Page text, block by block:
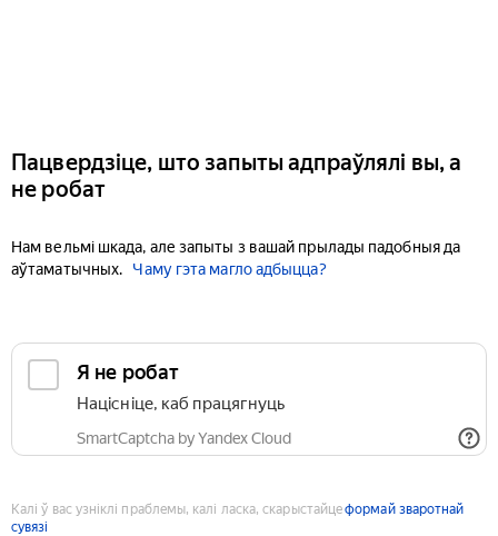
Пацвердзіце, што запыты адпраўлялі вы, а
не робат
Нам вельмі шкада, але запыты з вашай прылады падобныя да
аўтаматычных.
Чаму гэта магло адбыцца?
Я не робат
Націсніце, каб працягнуць
SmartCaptcha by Yandex Cloud
Калі ў вас узніклі праблемы, калі ласка, скарыстайцеформай зваротнай
сувязі